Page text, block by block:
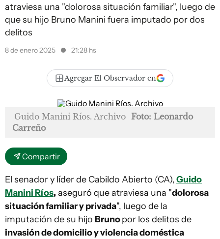
atraviesa una "dolorosa situación familiar", luego de
que su hijo Bruno Manini fuera imputado por dos
delitos
8 de enero 2025 21:28 hs
Agregar El Observador en
Guido Manini Ríos. Archivo Foto: Leonardo
Carreño
Compartir
El senador y líder de Cabildo Abierto (CA),Guido
Manini Ríos, aseguró que atraviesa una "dolorosa
situación familiar y privada", luego de la
imputación de su hijo Brunopor los delitos de
invasión de domicilio y violencia doméstica